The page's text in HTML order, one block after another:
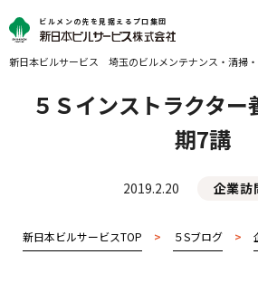
ビルメンの先を見据えるプロ集団
新日本ビルサービス 埼玉のビルメンテナンス・ 清掃
５Ｓインストラクター
期7講
2019.2.20 企業訪
新日本ビルサービスTOP > ５Sブログ >